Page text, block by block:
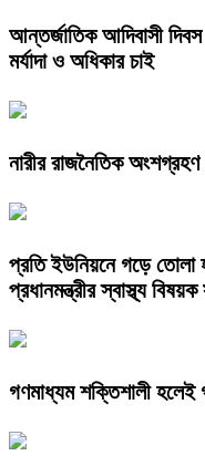
আন্তর্জাতিক আদিবাসী দিবস
মর্যাদা ও অধিকার চাই
নারীর রাজনৈতিক অংশগ্রহণ
প্রতি ইউনিয়নে গড়ে তোলা
প্রধানমন্ত্রীর স্বাস্থ্য বিষয়ক
গণমাধ্যম শক্তিশালী হলেই